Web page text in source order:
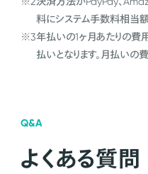
料にシステム手数料相当額
※3年払いの1ヶ月あたりの費
払いとなります。月払いの
Q&A
よくある質問